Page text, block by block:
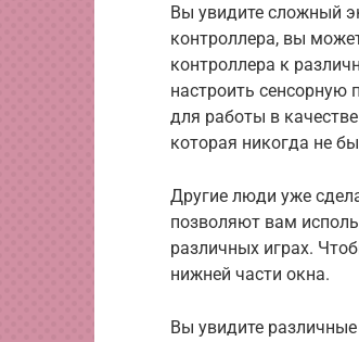
Вы увидите сложный
контроллера, вы
контроллера к
настроить сенсорную
для работы в
которая никогда не
Другие люди уже
позволяют вам
различных играх.
нижней части окна.
Вы увидите